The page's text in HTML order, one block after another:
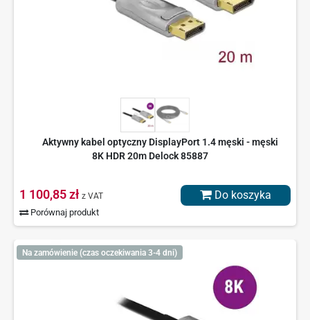
Aktywny kabel optyczny DisplayPort 1.4 męski - męski
8K HDR 20m Delock 85887
1 100,85 zł z VAT
Porównaj produkt
Do koszyka
Na zamówienie (czas oczekiwania 3-4 dni)